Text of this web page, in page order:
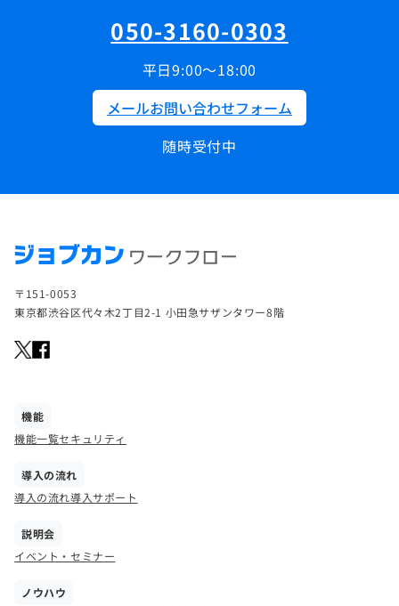
050-3160-0303
平日9:00～18:00
メールお問い合わせフォーム
随時受付中
〒151-0053
東京都渋谷区代々木2丁目2-1 小田急サザンタワー8階
機能
機能一覧セキュリティ
導入の流れ
導入の流れ導入サポート
説明会
イベント・セミナー
ノウハウ